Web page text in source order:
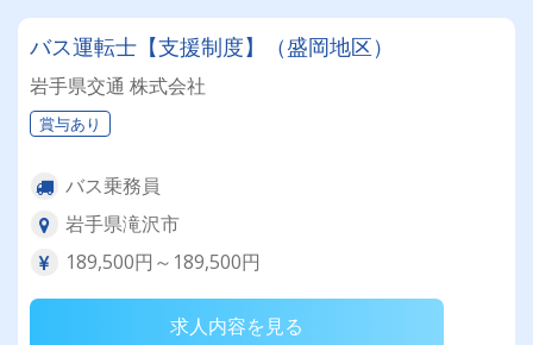
バス運転士【支援制度】（盛岡地区）
岩手県交通 株式会社
賞与あり
バス乗務員
岩手県滝沢市
189,500円～189,500円
求人内容を見る